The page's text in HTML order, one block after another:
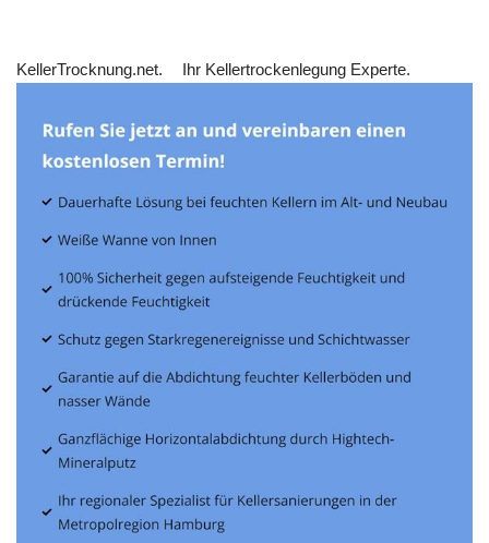
KellerTrocknung.net. Ihr Kellertrockenlegung Experte.